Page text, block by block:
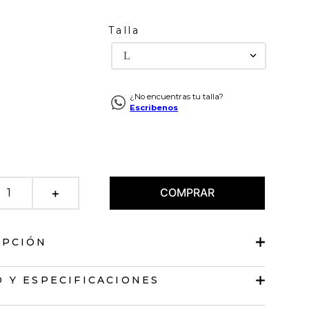
Talla
L
¿No encuentras tu talla?
Escribenos
＋ COMPRAR
Y ESPECIFICACIONES